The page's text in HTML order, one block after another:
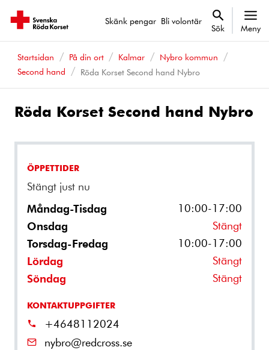
Skänk pengar Bli volontär
Sök Meny
Startsidan På din ort Kalmar
Nybro kommun
Second hand
Röda Korset Second hand Nybro
Röda Korset Second hand Nybro
ÖPPETTIDER
Stängt just nu
Måndag-Tisdag 10:00-17:00
Onsdag Stängt
Torsdag-Fredag 10:00-17:00
Lördag Stängt
Söndag Stängt
KONTAKTUPPGIFTER
+4648112024
nybro@redcross.se